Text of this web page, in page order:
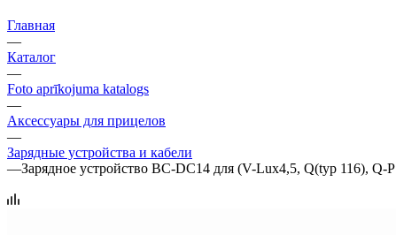
Главная
—
Каталог
—
Foto aprīkojuma katalogs
—
Аксессуары для прицелов
—
Зарядные устройства и кабели
—Зарядное устройство BC-DC14 для (V-Lux4,5, Q(typ 116), Q-P